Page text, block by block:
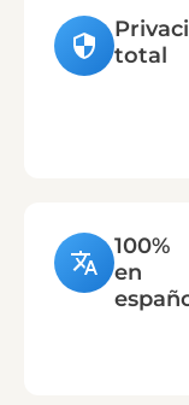
total
100%
en